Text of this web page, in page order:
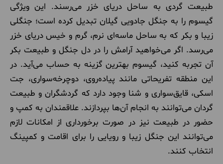
طبیعت گردی به ساحل دریای خزر می‌رسند. این ویژگی
گیسوم را به جنگل جادویی گیلان تبدیل کرده است؛ جنگلی
زیبا و بکر که به ساحل ماسه‌ای نرم، گرم و خیس دریای خزر
می‌رسد. اگر می‌خواهید آرامش را در دل جنگل و طبیعت بکر
آن تجربه کنید، گیسوم بهترین گزینه به حساب می‌آید. در
این منطقه تفریحاتی مانند پیاده‌روی، دوچرخه‌سواری، جت
اسکی، قایق‌سواری و شنا وجود دارد که گردشگران و طبیعت
گردان می‌توانند به انجام آن‌ها بپردازند. علاقمندان به کمپ و
حضور در طبیعت نیز در صورت برخورداری از امکانات لازم
می‌توانند این جنگل زیبا و رویایی را برای اقامت و کمپینگ
انتخاب کنند.